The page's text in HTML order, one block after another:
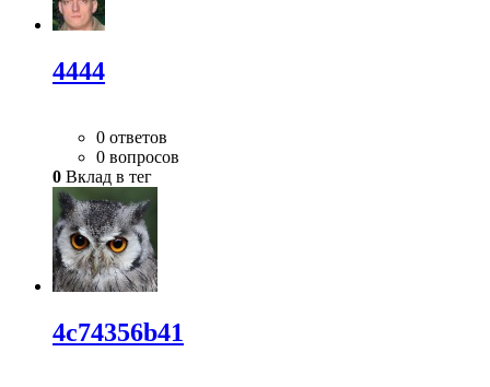
4444
0 ответов
0 вопросов
0 Вклад в тег
4c74356b41